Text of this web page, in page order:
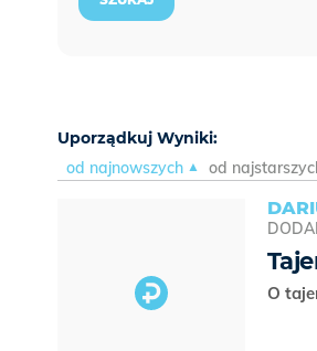
Uporządkuj Wyniki:
od najnowszych
od
O